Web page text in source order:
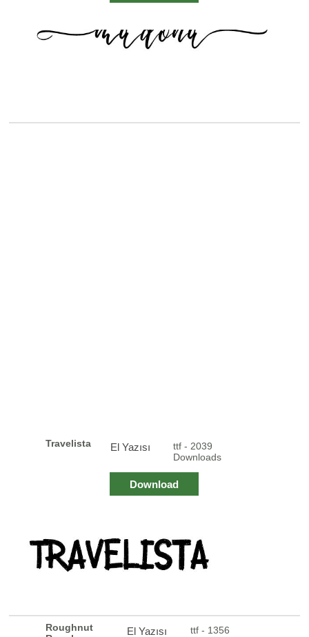
Travelista El Yazısı
ttf - 2039
Downloads
Download
Roughnut
El Yazısı
ttf - 1356